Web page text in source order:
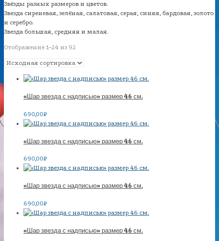
Звёзды разных размеров и цветов.
Звезда сиреневая, зелёная, салатовая, серая, синяя, бардовая, золото
и серебро.
Звезда большая, средняя и малая.
Отображение 1–24 из 92
«Шар звезда с надписью» размер 46 см.
690,00₽
«Шар звезда с надписью» размер 46 см.
690,00₽
«Шар звезда с надписью» размер 46 см.
690,00₽
«Шар звезда с надписью» размер 46 см.